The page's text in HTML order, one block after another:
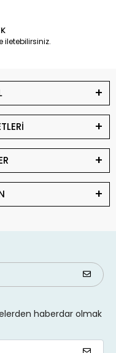
iletebilirsiniz.
haberdar olmak